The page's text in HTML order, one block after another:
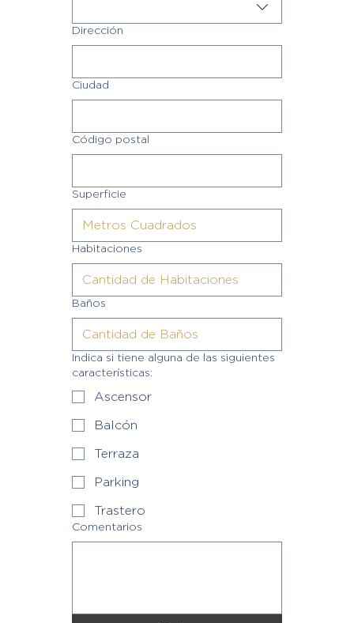
Dirección
Ciudad
Código postal
Superficie
Habitaciones
Baños
Indica si tiene alguna de las siguientes
características:
Ascensor
Balcón
Terraza
Parking
Trastero
Comentarios